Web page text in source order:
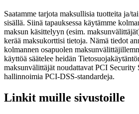
Saatamme tarjota maksullisia tuotteita ja/
sisällä. Siinä tapauksessa käytämme
maksun käsittelyyn (esim.
kerää maksukorttisi tietoja. Nämä tiedot
kolmannen osapuolen
käyttöä säätelee heidän
maksunvälittäjät noudattavat PCI Security
hallinnoimia PCI-DSS-standardeja.
Linkit muille sivustoille